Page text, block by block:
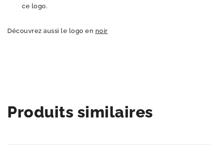
ce logo.
Découvrez aussi le logo en noir
Produits similaires